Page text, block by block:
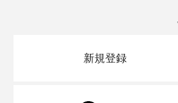
新規登録